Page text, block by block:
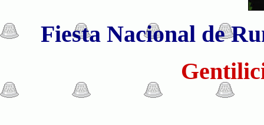
Fiesta Nacional de